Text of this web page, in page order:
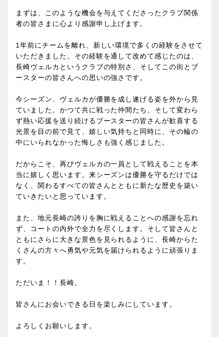
まずは、このような機会を与えてくださったクラブ関係
者の皆さまに心より感謝申し上げます。
1年前にチームを離れ、新しい環境で多くの経験をさせて
いただきました。その経験を通して改めて感じたのは、
長崎ヴェルカというクラブの特別さ、そしてこの街とブ
ースターの皆さんへの思いの強さです。
今シーズン、ヴェルカが優勝を成し遂げる姿を外から見
ていました。かつて共に戦った仲間たち、そして変わら
ず熱い応援を送り続けるブースターの皆さんが歓喜する
光景を目の前で見て、嬉しい気持ちと同時に、その輪の
中にいられなかった悔しさも強く感じました。
だからこそ、再びヴェルカの一員として戦えることを本
当に嬉しく思います。来シーズンは優勝を守るだけでは
なく、関わるすべての皆さんとともに新たな歴史を築い
ていきたいと思っています。
また、地元長崎の誇りを胸に戦えることへの感謝を忘れ
ず、コートの内外で全力を尽くします。そして皆さんと
ともにさらに大きな景色を見られるように、長崎からた
くさんの方々へ勇気や元気を届けられるように頑張りま
す。
ただいま！！長崎。
皆さんにお会いできる日を楽しみにしています。
よろしくお願いします。